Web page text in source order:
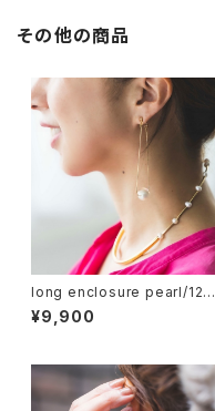
その他の商品
long enclosure pearl/12m
m
¥9,900